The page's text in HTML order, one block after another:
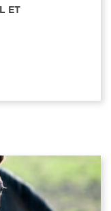
ET